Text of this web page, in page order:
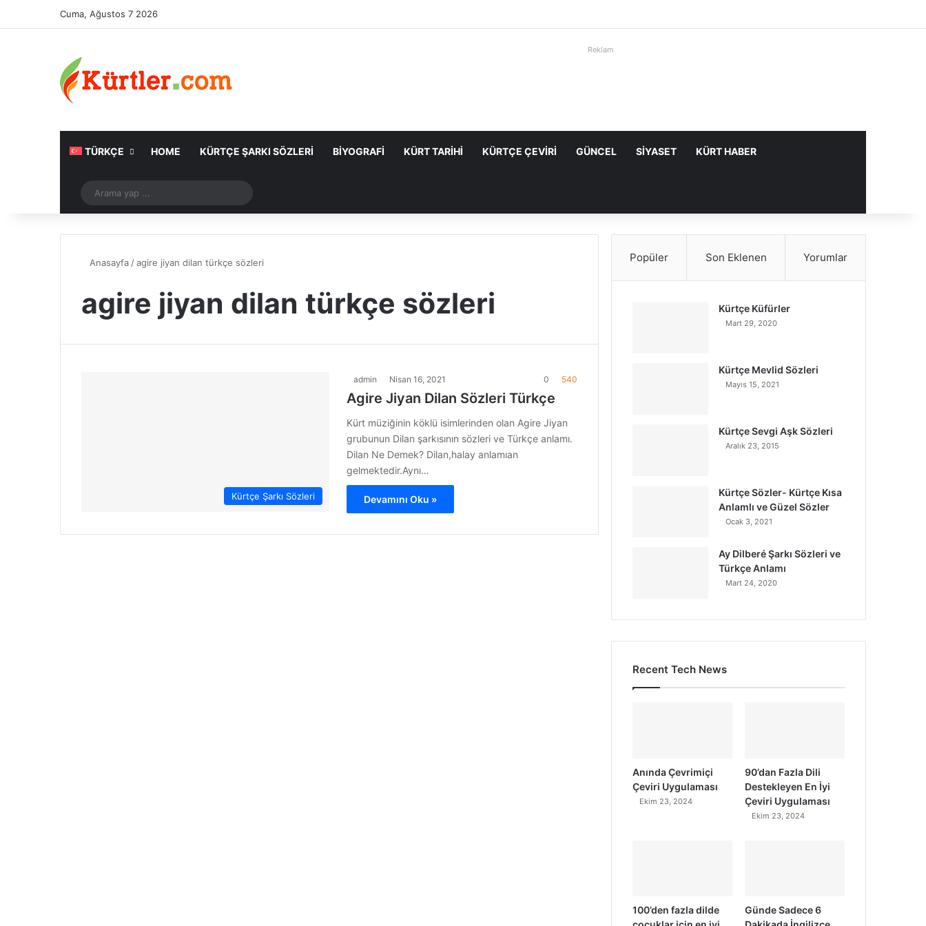
Cuma, Ağustos 7 2026
Reklam
TÜRKÇE HOME KÜRTÇE ŞARKI SÖZLERI BIYOGRAFI KÜRT TARIHI KÜRTÇE ÇEVIRI GÜNCEL SIYASET KÜRT HABER
Rastgele Makale
yap
Anasayfa /agire jiyan dilan türkçe sözleri
agire jiyan dilan türkçe sözleri
Kürtçe Şarkı Sözleri
admin Nisan 16, 2021 0 540
Agire Jiyan Dilan Sözleri Türkçe
Kürt müziğinin köklü isimlerinden olan Agire Jiyan
grubunun Dilan şarkısının sözleri ve Türkçe anlamı.
Dilan Ne Demek? Dilan,halay anlamıan
gelmektedir.Aynı…
Devamını Oku »
Popüler Son Eklenen Yorumlar
Kürtçe Küfürler
Mart 29, 2020
Kürtçe Mevlid Sözleri
Mayıs 15, 2021
Kürtçe Sevgi Aşk Sözleri
Aralık 23, 2015
Kürtçe Sözler- Kürtçe Kısa
Anlamlı ve Güzel Sözler
Ocak 3, 2021
Ay Dilberé Şarkı Sözleri ve
Türkçe Anlamı
Mart 24, 2020
Recent Tech News
Anında Çevrimiçi
Çeviri Uygulaması
Ekim 23, 2024
90’dan Fazla Dili
Destekleyen En İyi
Çeviri Uygulaması
Ekim 23, 2024
100’den fazla dilde
Günde Sadece 6